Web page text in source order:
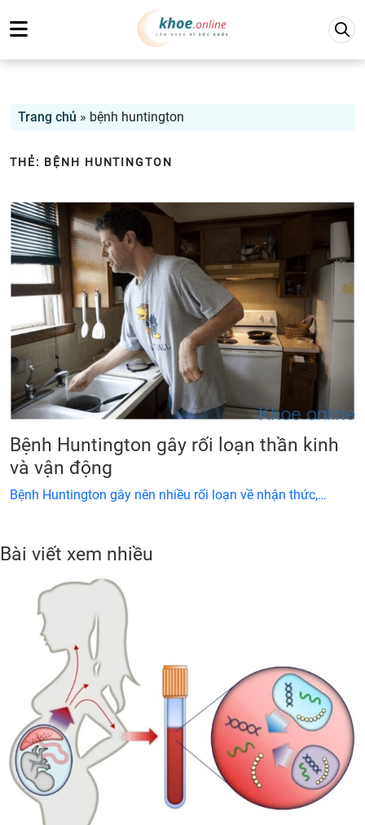
Trang chủ » bệnh huntington
THẺ: BỆNH HUNTINGTON
Bệnh Huntington gây rối loạn thần kinh
và vận động
Bệnh Huntington gây nên nhiều rối loạn về nhận thức,…
Bài viết xem nhiều